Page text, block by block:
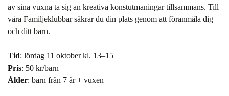
av sina vuxna ta sig an kreativa konstutmaningar tillsammans. Till
våra Familjeklubbar säkrar du din plats genom att föranmäla dig
och ditt barn.
Tid: lördag 11 oktober kl. 13–15
Pris: 50 kr/barn
Ålder: barn från 7 år + vuxen